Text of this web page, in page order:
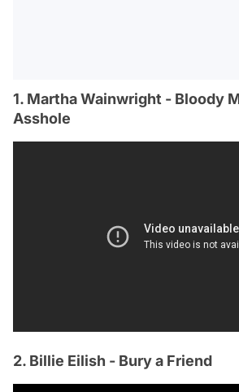
1. Martha Wainwright - Bloody
Asshole
2. Billie Eilish - Bury a Friend